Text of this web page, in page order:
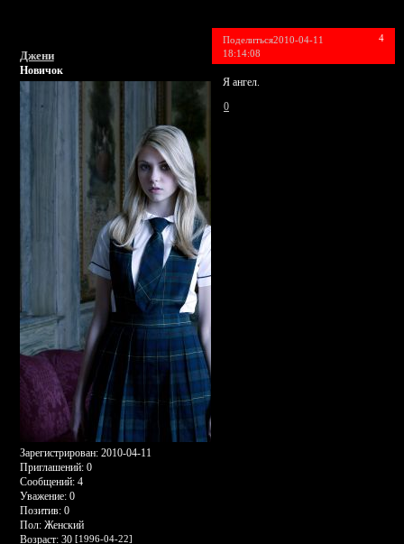
Поделиться 4
2010-04-11
18:14:08
Джени
Новичок
Зарегистрирован: 2010-04-11
Приглашений:0
Сообщений:4
Уважение: 0
Позитив: 0
Пол:Женский
Возраст:30 [1996-04-22]
Я ангел.
0